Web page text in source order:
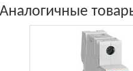
Аналогичные